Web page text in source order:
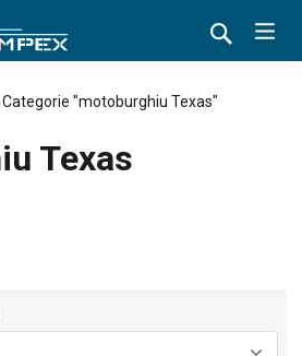
Categorie "motoburghiu Texas"
Texas